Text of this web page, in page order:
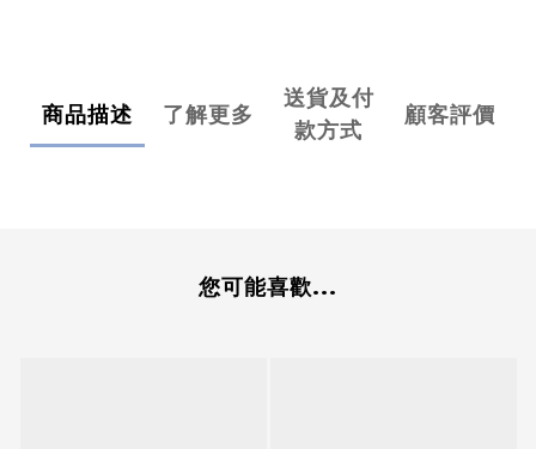
商品描述 了解更多
送貨及付
款方式
顧客評價
您可能喜歡...